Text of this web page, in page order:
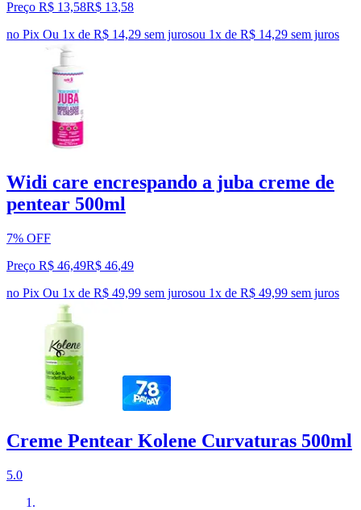
Preço R$ 13,58R$ 13,58
no Pix Ou 1x de R$ 14,29 sem jurosou 1x de R$ 14,29 sem juros
Widi care encrespando a juba creme de
pentear 500ml
7% OFF
Preço R$ 46,49R$ 46,49
no Pix Ou 1x de R$ 49,99 sem jurosou 1x de R$ 49,99 sem juros
Creme Pentear Kolene Curvaturas 500ml
5.0